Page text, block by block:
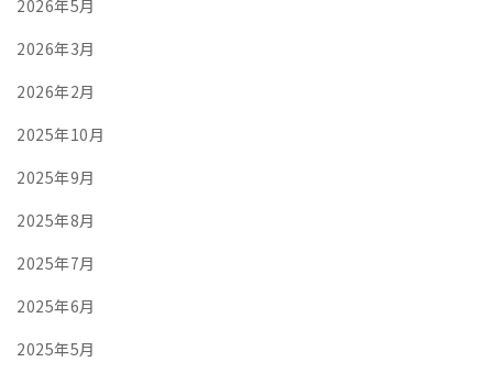
2026年5月
2026年3月
2026年2月
2025年10月
2025年9月
2025年8月
2025年7月
2025年6月
2025年5月